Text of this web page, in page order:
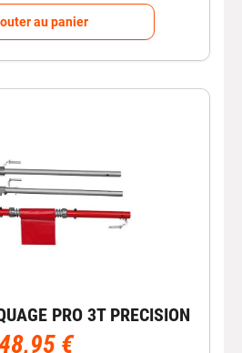
au système de transmission ou
remorquage improvisé ;
une bonne barre de
de remorquage adaptée,
critères :
traction ;
: assurez-vous qu’elles sont
au panier
PRO 3T PRECISION
€